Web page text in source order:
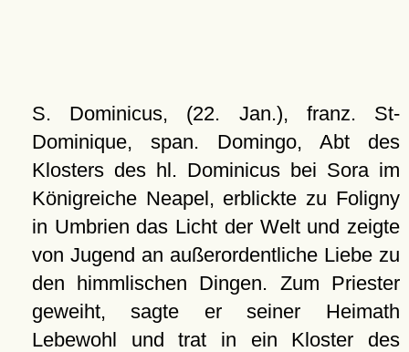
S. Dominicus, (22. Jan.), franz. St-
Dominique, span. Domingo, Abt des
Klosters des hl. Dominicus bei Sora im
Königreiche Neapel, erblickte zu Foligny
in Umbrien das Licht der Welt und zeigte
von Jugend an außerordentliche Liebe zu
den himmlischen Dingen. Zum Priester
geweiht, sagte er seiner Heimath
Lebewohl und trat in ein Kloster des